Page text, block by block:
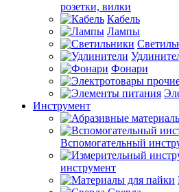
розетки, вилки
Кабель
Лампы
Фонари
Инструмент
Вспомогательный
инструмент